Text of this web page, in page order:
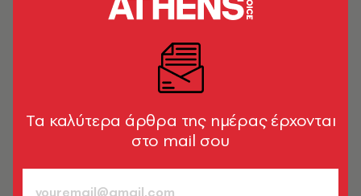
Tα καλύτερα άρθρα της ημέρας έρχονται
στο mail σου